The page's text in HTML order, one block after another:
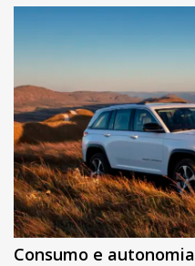
Consumo e autonomia